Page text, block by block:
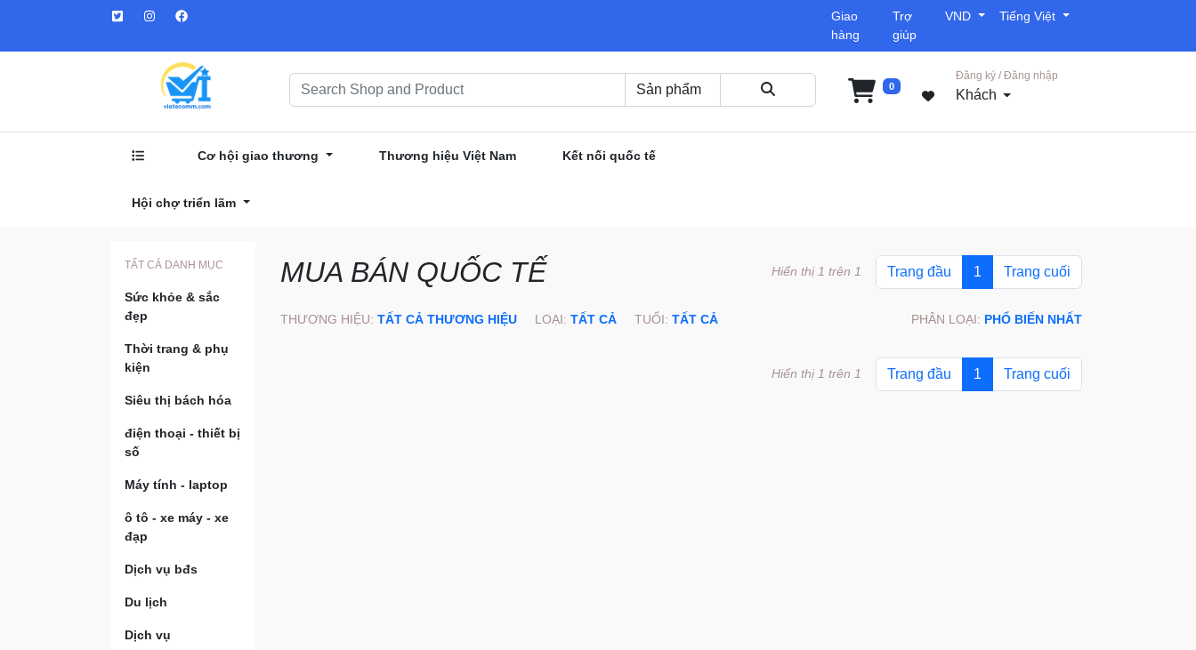
Giao
hàng
Trợ
giúp
VND Tiếng Việt
0
Đăng ký / Đăng nhập
Khách
Cơ hội giao thương Thương hiệu Việt Nam Kết nối quốc tế
Hội chợ triển lãm
TẤT CẢ DANH MỤC
Sức khỏe & sắc
đẹp
Thời trang & phụ
kiện
Siêu thị bách hóa
điện thoại - thiết bị
số
Máy tính - laptop
ô tô - xe máy - xe
đạp
Dịch vụ bđs
Du lịch
Dịch vụ
MUA BÁN QUỐC TẾ Trang đầu 1 Trang cuối
Hiển thị 1 trên 1
THƯƠNG HIỆU: TẤT CẢ THƯƠNG HIỆU LOẠI: TẤT CẢ TUỔI: TẤT CẢ PHÂN LOẠI: PHỔ BIẾN NHẤT
Trang đầu 1 Trang cuối
Hiển thị 1 trên 1